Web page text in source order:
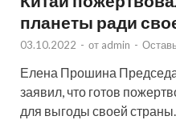
планеты ради
03.10.2022 - от admin -
Елена Прошина
заявил, что готов
для выгоды своей